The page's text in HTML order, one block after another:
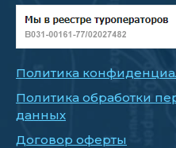
Политика
Политика обработки
данных
Договор оферты